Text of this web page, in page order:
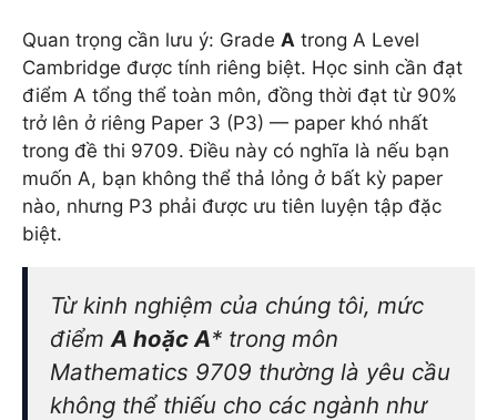
Quan trọng cần lưu ý: Grade A trong A Level
Cambridge được tính riêng biệt. Học sinh cần đạt
điểm A tổng thể toàn môn, đồng thời đạt từ 90%
trở lên ở riêng Paper 3 (P3) — paper khó nhất
trong đề thi 9709. Điều này có nghĩa là nếu bạn
muốn A, bạn không thể thả lỏng ở bất kỳ paper
nào, nhưng P3 phải được ưu tiên luyện tập đặc
biệt.
Từ kinh nghiệm của chúng tôi, mức
điểm A hoặc A* trong môn
Mathematics 9709 thường là yêu cầu
không thể thiếu cho các ngành như